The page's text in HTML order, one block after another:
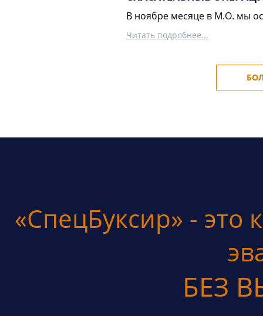
В ноябре месяце в М.О. мы
Читать подробнее...
«СпецБуксир» - это
БЕЗ